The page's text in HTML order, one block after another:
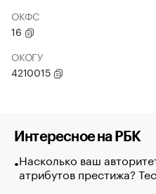
ОКФС
16
ОКОГУ
4210015
Интересное на РБК
Насколько ваш
атрибутов престижа?